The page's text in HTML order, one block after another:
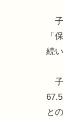
子
「
続い
子
と